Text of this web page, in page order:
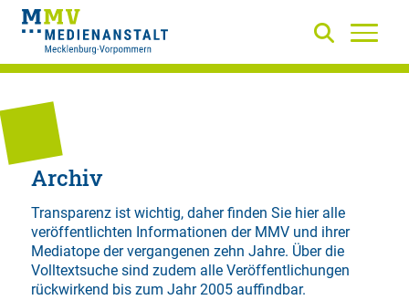
Archiv
Transparenz ist wichtig, daher finden Sie hier alle
veröffentlichten Informationen der MMV und ihrer
Mediatope der vergangenen zehn Jahre. Über die
Volltextsuchesind zudem alle Veröffentlichungen
rückwirkend bis zum Jahr 2005 auffindbar.